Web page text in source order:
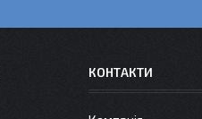
КОНТАКТИ